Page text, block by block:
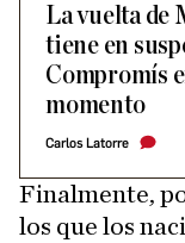
La vuelta de
tiene en
Compromís
momento
Carlos Latorre
Finalmente,
los que los